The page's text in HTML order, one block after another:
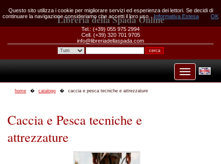
Libreria della Spada Online
Tel.: (+39) 055 975 2994
Cell. (+39) 320 701 9705
info@libreriadellaspada.com
home catalogo caccia e pesca tecniche e attrezzature
Caccia e Pesca tecniche e
attrezzature
Questo sito utilizza i cookie per migliorare servizi ed esperienza dei lettori. Se decidi di
continuare la navigazione consideriamo che accetti il loro uso.
Informativa Estesa OK